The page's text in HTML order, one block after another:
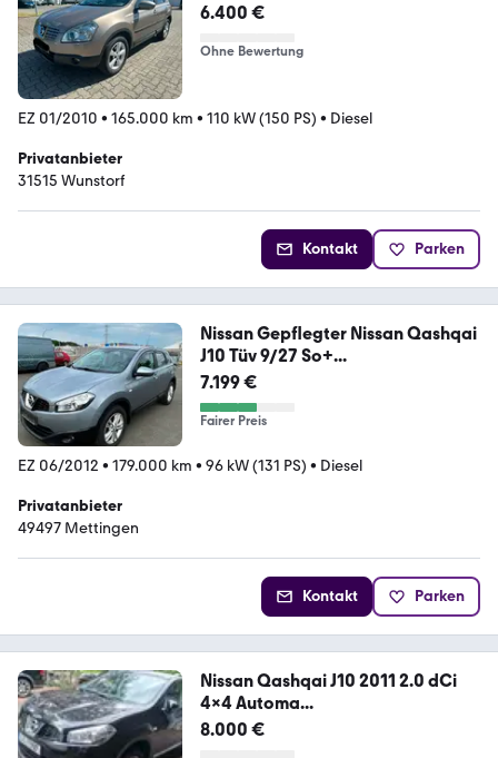
6.400 €
Ohne Bewertung
EZ 01/2010 • 165.000 km • 110 kW (150 PS) • Diesel
Privatanbieter
31515 Wunstorf
Kontakt Parken
Nissan Gepflegter Nissan Qashqai
J10 Tüv 9/27 So+...
7.199 €
Fairer Preis
EZ 06/2012 • 179.000 km • 96 kW (131 PS) • Diesel
Privatanbieter
49497 Mettingen
Kontakt Parken
Nissan Qashqai J10 2011 2.0 dCi
4x4 Automa...
8.000 €